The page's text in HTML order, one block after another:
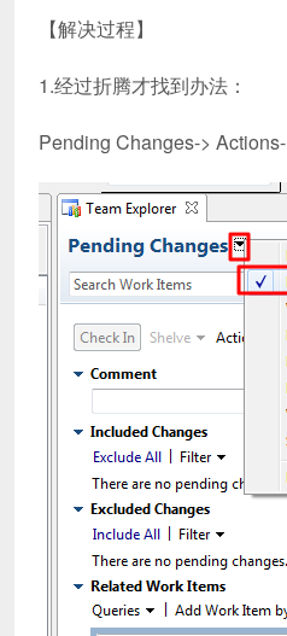
【解决过程】
1.经过折腾才找到办法：
Pending Changes->